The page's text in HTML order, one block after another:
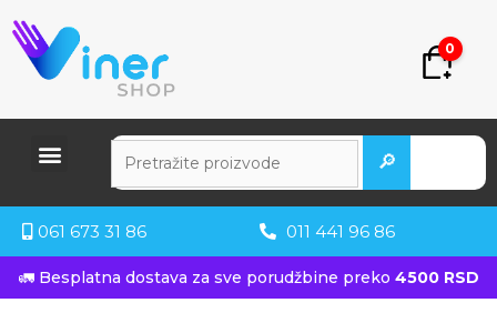
0
🔎
061 673 31 86 011 441 96 86
🚛 Besplatna dostava za sve porudžbine preko 4500 RSD